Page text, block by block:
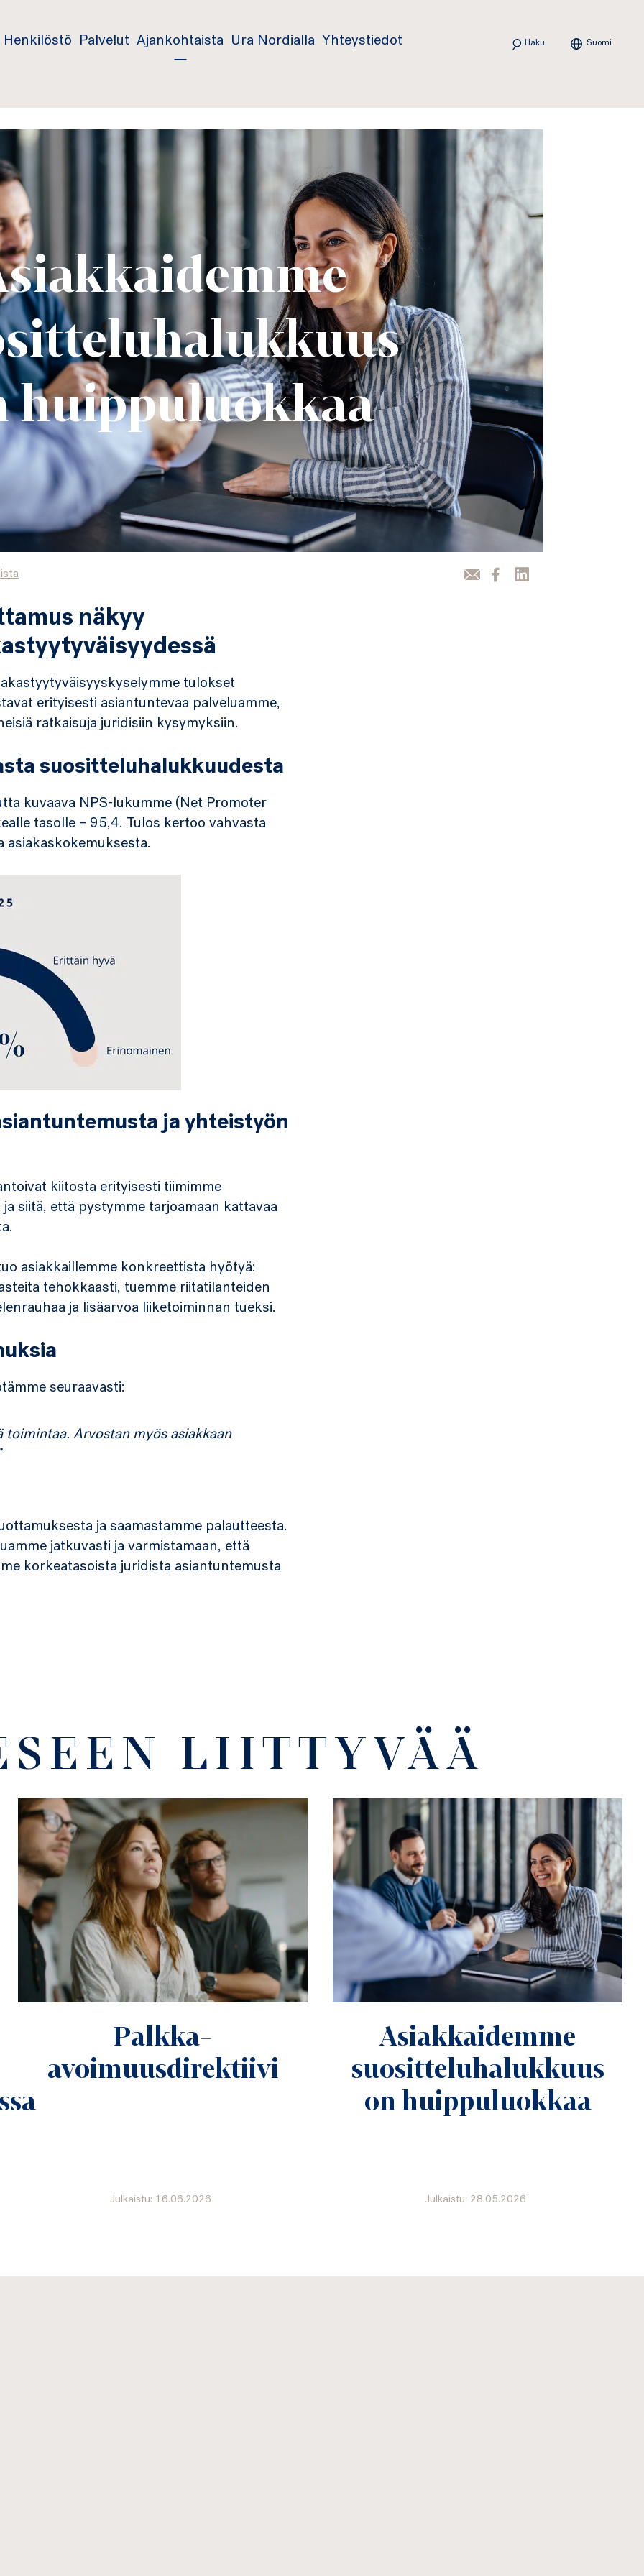
Henkilöstö Palvelut Ajankohtaista Ura Nordialla Yhteystiedot Suomi
Haku
huippuluokkaa
näkyy
tulokset
erityisesti asiantuntevaa palveluamme,
ratkaisuja juridisiin kysymyksiin.
suositteluhalukkuudesta
kuvaava NPS-lukumme (Net Promoter
tasolle – 95,4. Tulos kertoo vahvasta
asiakaskokemuksesta.
ja yhteistyön
kiitosta erityisesti tiimimme
siitä, että pystymme tarjoamaan kattavaa
asiakkaillemme konkreettista hyötyä:
tehokkaasti, tuemme riitatilanteiden
ja lisäarvoa liiketoiminnan tueksi.
seuraavasti:
toimintaa. Arvostan myös asiakkaan
ja saamastamme palautteesta.
jatkuvasti ja varmistamaan, että
korkeatasoista juridista asiantuntemusta
LIITTYVÄÄ
Palkka-
avoimuusdirektiivi
Julkaistu: 16.06.2026
Asiakkaidemme
suositteluhalukkuus
on huippuluokkaa
Julkaistu: 28.05.2026